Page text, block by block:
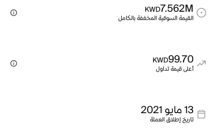
7.562M
KWD
القيمة السوقية المخففة بالكامل
99.70
KWD
أعلى قيمة تداول
13 مايو 2021
تاريخ إطلاق العملة